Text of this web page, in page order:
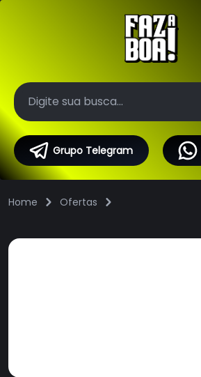
Grupo Telegram
Home Ofertas